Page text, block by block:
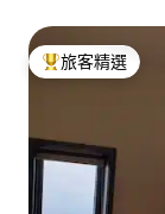
旅客精選榜首
旅客精選